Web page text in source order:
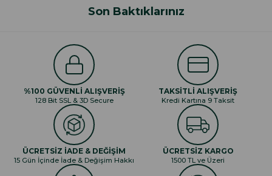
Son Baktıklarınız
%100 GÜVENLİ ALIŞVERİŞ
128 Bit SSL & 3D Secure
TAKSİTLİ ALIŞVERİŞ
Kredi Kartına 9 Taksit
ÜCRETSİZ İADE & DEĞİŞİM
15 Gün İçinde İade & Değişim Hakkı
ÜCRETSİZ KARGO
1500 TL ve Üzeri